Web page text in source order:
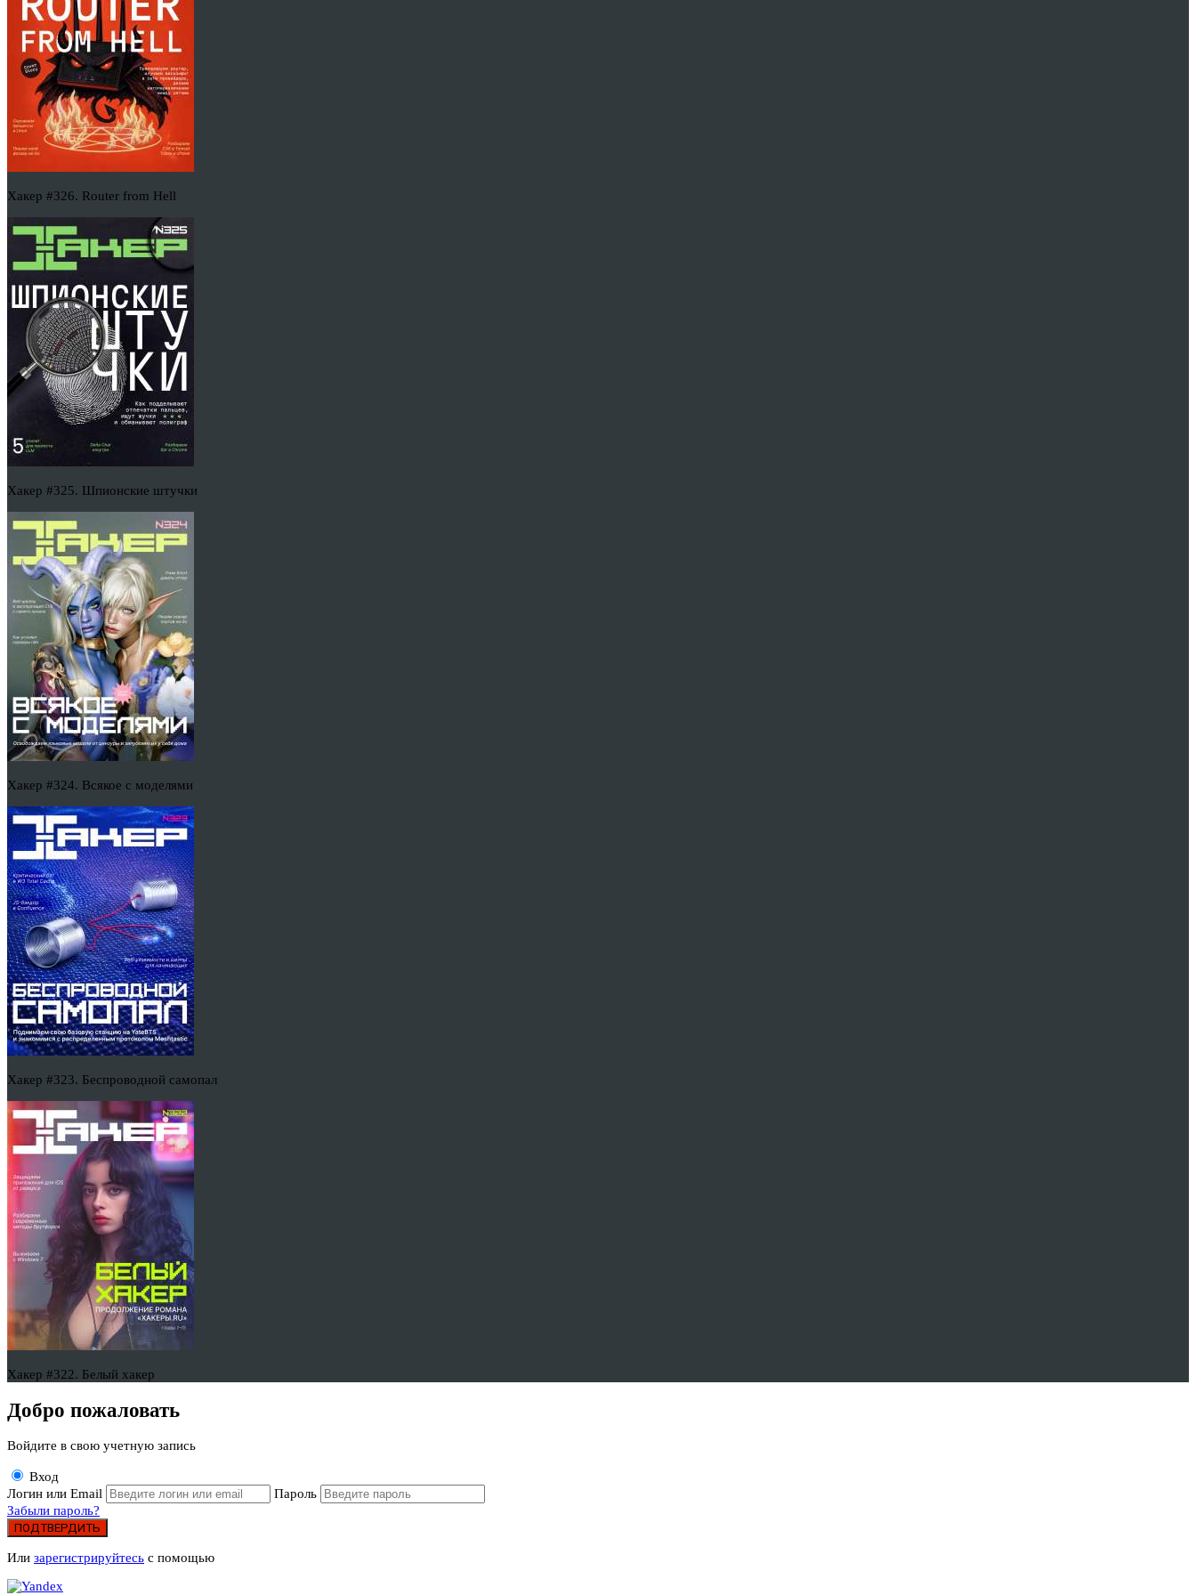
Хакер #326. Router from Hell
Хакер #325. Шпионские штучки
Хакер #324. Всякое с моделями
Хакер #323. Беспроводной самопал
Хакер #322. Белый хакер
Добро пожаловать
Войдите в свою учетную запись
Вход
Логин или Email
Пароль
Забыли пароль?
ПОДТВЕРДИТЬ
Или зарегистрируйтесь с помощью